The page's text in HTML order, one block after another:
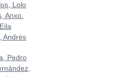
Lolo
Anxo.
Andrés
Pedro